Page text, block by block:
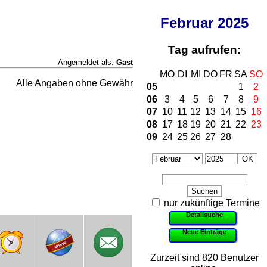
Februar 2025
Tag aufrufen:
MO DI MI DO FR SA SO
05
1
2
06
3 4 5 6 7 8
9
07 10 11 12 13 14 15 16
08 17 18 19 20 21 22 23
09 24 25 26 27 28
nur zukünftige Termine
Detailsuche
Neue Einträge
Zurzeit sind 820 Benutzer
Angemeldet als: Gast
Alle Angaben ohne Gewähr